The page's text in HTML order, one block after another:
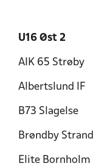
U16 Øst 2
AIK 65 Strøby
Albertslund IF
B73 Slagelse
Brøndby Strand
Elite Bornholm